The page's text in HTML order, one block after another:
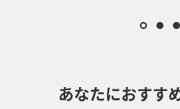
あなたにおすす